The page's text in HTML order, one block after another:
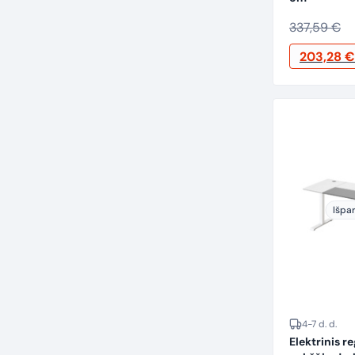
337,59€
Original
price
203,28€
4-7 d. d.
Elektrinis